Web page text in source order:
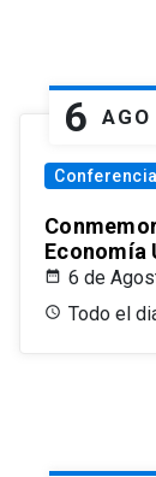
6 AGO
Economía
6 de
Todo el